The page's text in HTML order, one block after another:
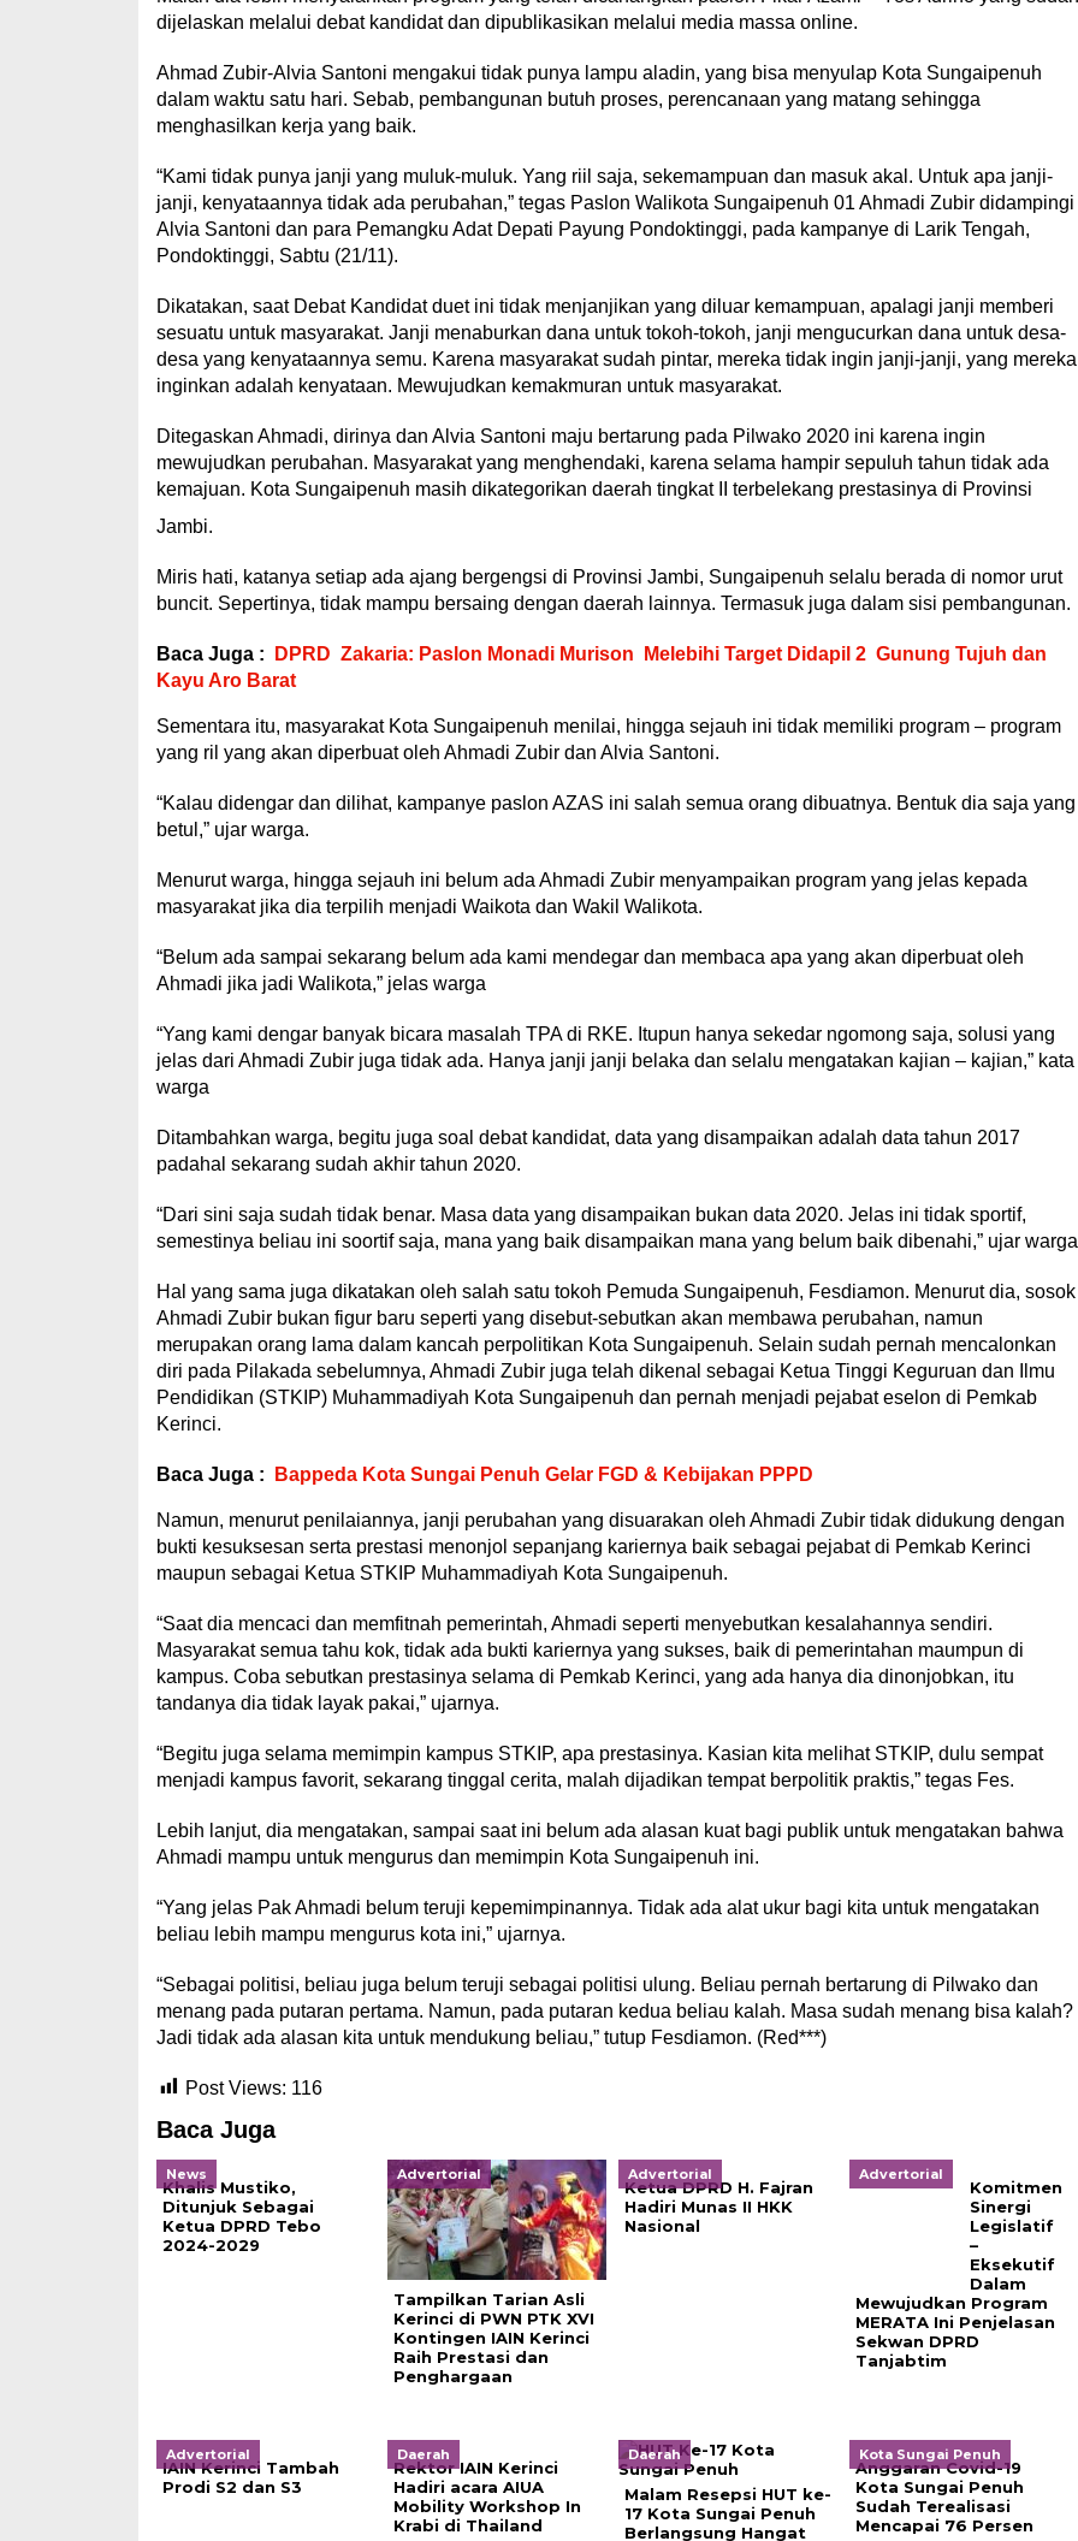
dijelaskan melalui debat kandidat dan dipublikasikan melalui media massa online.
Ahmad Zubir-Alvia Santoni mengakui tidak punya lampu aladin, yang bisa menyulap Kota Sungaipenuh
dalam waktu satu hari. Sebab, pembangunan butuh proses, perencanaan yang matang sehingga
menghasilkan kerja yang baik.
“Kami tidak punya janji yang muluk-muluk. Yang riil saja, sekemampuan dan masuk akal. Untuk apa janji-
janji, kenyataannya tidak ada perubahan,” tegas Paslon Walikota Sungaipenuh 01 Ahmadi Zubir didampingi
Alvia Santoni dan para Pemangku Adat Depati Payung Pondoktinggi, pada kampanye di Larik Tengah,
Pondoktinggi, Sabtu (21/11).
Dikatakan, saat Debat Kandidat duet ini tidak menjanjikan yang diluar kemampuan, apalagi janji memberi
sesuatu untuk masyarakat. Janji menaburkan dana untuk tokoh-tokoh, janji mengucurkan dana untuk desa-
desa yang kenyataannya semu. Karena masyarakat sudah pintar, mereka tidak ingin janji-janji, yang mereka
inginkan adalah kenyataan. Mewujudkan kemakmuran untuk masyarakat.
Ditegaskan Ahmadi, dirinya dan Alvia Santoni maju bertarung pada Pilwako 2020 ini karena ingin
mewujudkan perubahan. Masyarakat yang menghendaki, karena selama hampir sepuluh tahun tidak ada
kemajuan. Kota Sungaipenuh masih dikategorikan daerah tingkat II terbelekang prestasinya di Provinsi
Jambi.
Miris hati, katanya setiap ada ajang bergengsi di Provinsi Jambi, Sungaipenuh selalu berada di nomor urut
buncit. Sepertinya, tidak mampu bersaing dengan daerah lainnya. Termasuk juga dalam sisi pembangunan.
Baca Juga :
DPRD Zakaria: Paslon Monadi Murison Melebihi Target Didapil 2 Gunung Tujuh dan
Kayu Aro Barat
Sementara itu, masyarakat Kota Sungaipenuh menilai, hingga sejauh ini tidak memiliki program – program
yang ril yang akan diperbuat oleh Ahmadi Zubir dan Alvia Santoni.
“Kalau didengar dan dilihat, kampanye paslon AZAS ini salah semua orang dibuatnya. Bentuk dia saja yang
betul,” ujar warga.
Menurut warga, hingga sejauh ini belum ada Ahmadi Zubir menyampaikan program yang jelas kepada
masyarakat jika dia terpilih menjadi Waikota dan Wakil Walikota.
“Belum ada sampai sekarang belum ada kami mendegar dan membaca apa yang akan diperbuat oleh
Ahmadi jika jadi Walikota,” jelas warga
“Yang kami dengar banyak bicara masalah TPA di RKE. Itupun hanya sekedar ngomong saja, solusi yang
jelas dari Ahmadi Zubir juga tidak ada. Hanya janji janji belaka dan selalu mengatakan kajian – kajian,” kata
warga
Ditambahkan warga, begitu juga soal debat kandidat, data yang disampaikan adalah data tahun 2017
padahal sekarang sudah akhir tahun 2020.
“Dari sini saja sudah tidak benar. Masa data yang disampaikan bukan data 2020. Jelas ini tidak sportif,
semestinya beliau ini soortif saja, mana yang baik disampaikan mana yang belum baik dibenahi,” ujar
Hal yang sama juga dikatakan oleh salah satu tokoh Pemuda Sungaipenuh, Fesdiamon. Menurut dia, sosok
Ahmadi Zubir bukan figur baru seperti yang disebut-sebutkan akan membawa perubahan, namun
merupakan orang lama dalam kancah perpolitikan Kota Sungaipenuh. Selain sudah pernah mencalonkan
diri pada Pilakada sebelumnya, Ahmadi Zubir juga telah dikenal sebagai Ketua Tinggi Keguruan dan Ilmu
Pendidikan (STKIP) Muhammadiyah Kota Sungaipenuh dan pernah menjadi pejabat eselon di Pemkab
Kerinci.
Baca Juga : Bappeda Kota Sungai Penuh Gelar FGD & Kebijakan PPPD
Namun, menurut penilaiannya, janji perubahan yang disuarakan oleh Ahmadi Zubir tidak didukung dengan
bukti kesuksesan serta prestasi menonjol sepanjang kariernya baik sebagai pejabat di Pemkab Kerinci
maupun sebagai Ketua STKIP Muhammadiyah Kota Sungaipenuh.
“Saat dia mencaci dan memfitnah pemerintah, Ahmadi seperti menyebutkan kesalahannya sendiri.
Masyarakat semua tahu kok, tidak ada bukti kariernya yang sukses, baik di pemerintahan maumpun di
kampus. Coba sebutkan prestasinya selama di Pemkab Kerinci, yang ada hanya dia dinonjobkan, itu
tandanya dia tidak layak pakai,” ujarnya.
“Begitu juga selama memimpin kampus STKIP, apa prestasinya. Kasian kita melihat STKIP, dulu sempat
menjadi kampus favorit, sekarang tinggal cerita, malah dijadikan tempat berpolitik praktis,” tegas Fes.
Lebih lanjut, dia mengatakan, sampai saat ini belum ada alasan kuat bagi publik untuk mengatakan bahwa
Ahmadi mampu untuk mengurus dan memimpin Kota Sungaipenuh ini.
“Yang jelas Pak Ahmadi belum teruji kepemimpinannya. Tidak ada alat ukur bagi kita untuk mengatakan
beliau lebih mampu mengurus kota ini,” ujarnya.
“Sebagai politisi, beliau juga belum teruji sebagai politisi ulung. Beliau pernah bertarung di Pilwako dan
menang pada putaran pertama. Namun, pada putaran kedua beliau kalah. Masa sudah menang bisa kalah?
Jadi tidak ada alasan kita untuk mendukung beliau,” tutup Fesdiamon. (Red***)
Post Views: 116
Baca Juga
News
Khalis Mustiko,
Ditunjuk Sebagai
Ketua DPRD Tebo
2024-2029
Advertorial
Tampilkan Tarian Asli
Kerinci di PWN PTK XVI
Kontingen IAIN Kerinci
Raih Prestasi dan
Penghargaan
Advertorial
Ketua DPRD H. Fajran
Hadiri Munas II HKK
Nasional
Advertorial
Komitmen Sinergi
Legislatif – Eksekutif
Dalam Mewujudkan
Program MERATA Ini
Penjelasan Sekwan
DPRD Tanjabtim
Advertorial
IAIN Kerinci Tambah
Prodi S2 dan S3
Daerah
Rektor IAIN Kerinci
Hadiri acara AIUA
Mobility Workshop In
Krabi di Thailand
Daerah
Malam Resepsi HUT ke-
17 Kota Sungai Penuh
Berlangsung Hangat
Kota Sungai Penuh
Anggaran Covid-19
Kota Sungai Penuh
Sudah Terealisasi
Mencapai 76 Persen